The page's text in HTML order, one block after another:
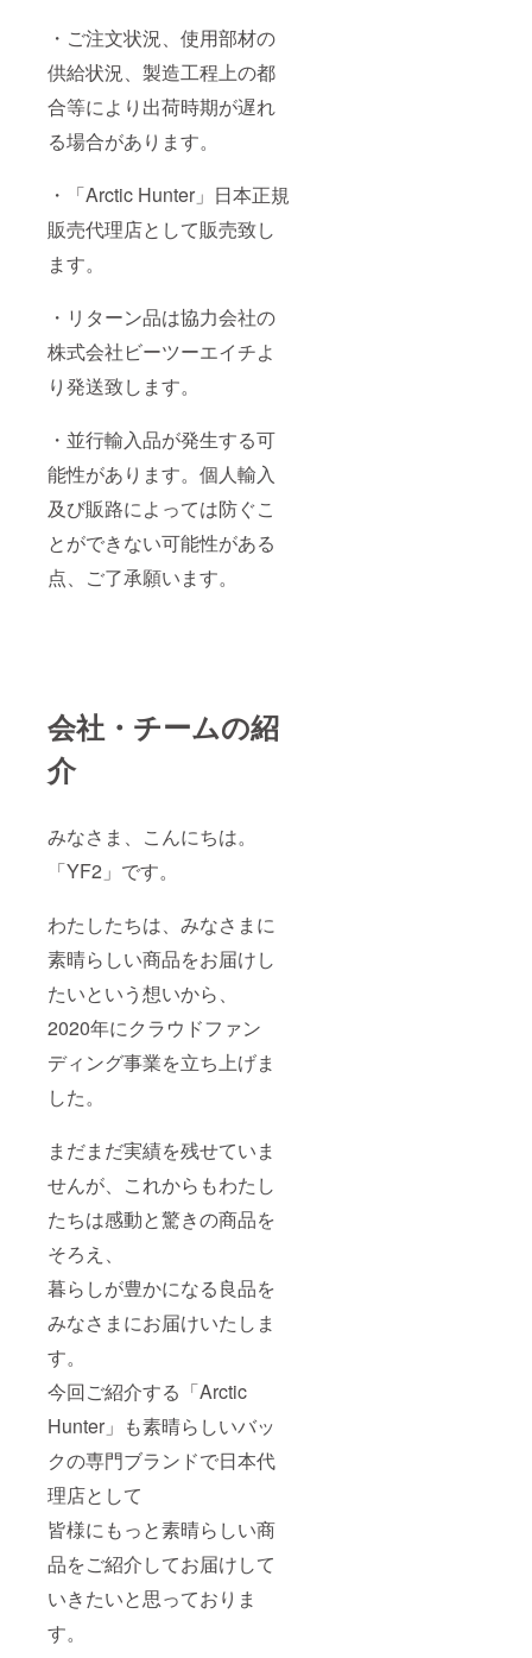
・ご注文状況、使用部材の
供給状況、製造工程上の都
合等により出荷時期が遅れ
る場合があります。
・「Arctic Hunter」日本正規
販売代理店として販売致し
ます。
・リターン品は協力会社の
株式会社ビーツーエイチよ
り発送致します。
・並行輸入品が発生する可
能性があります。個人輸入
及び販路によっては防ぐこ
とができない可能性がある
点、ご了承願います。
会社・チームの紹
介
みなさま、こんにちは。
「YF2」です。
わたしたちは、みなさまに
素晴らしい商品をお届けし
たいという想いから、
2020年にクラウドファン
ディング事業を立ち上げま
した。
まだまだ実績を残せていま
せんが、これからもわたし
たちは感動と驚きの商品を
そろえ、
暮らしが豊かになる良品を
みなさまにお届けいたしま
す。
今回ご紹介する「Arctic
Hunter」も素晴らしいバッ
クの専門ブランドで日本代
理店として
皆様にもっと素晴らしい商
品をご紹介してお届けして
いきたいと思っておりま
す。